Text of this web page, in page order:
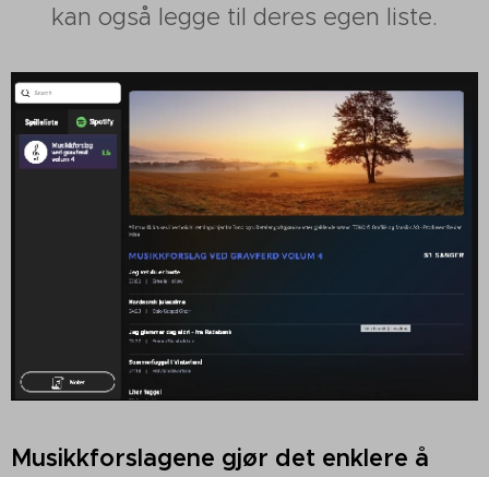
kan også legge til deres egen liste.
Musikkforslagene gjør det enklere å